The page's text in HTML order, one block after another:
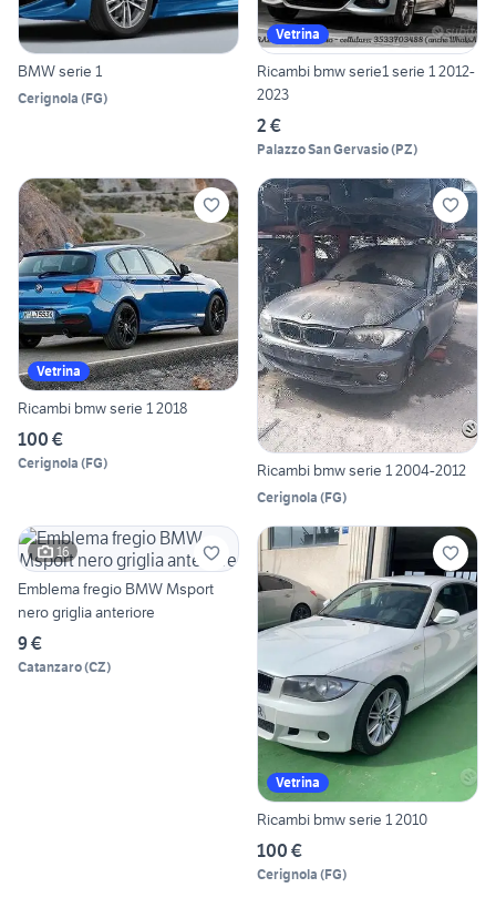
BMW serie 1
Cerignola (FG)
Vetrina
Ricambi bmw serie1 serie 1 2012-
2023
2 €
Palazzo San Gervasio(PZ)
Vetrina
Ricambi bmw serie 1 2018
100 €
Cerignola (FG) Ricambi bmw serie 1 2004-2012
Cerignola (FG)
16
Emblema fregio BMW Msport
nero griglia anteriore
9 €
Catanzaro(CZ)
Vetrina
Ricambi bmw serie 1 2010
100 €
Cerignola (FG)